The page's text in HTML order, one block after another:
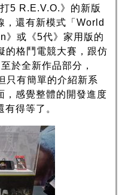
5 R.E.V.O.》的新版
，還有新模式「World
》或《5代》家用版的
的格鬥電競大賽，跟仿
於全新作品部分，
只有簡單的介紹新系
，感覺整體的開發進度
得等了。